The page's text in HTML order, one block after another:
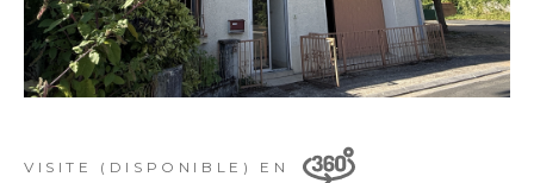
VISITE (DISPONIBLE) EN